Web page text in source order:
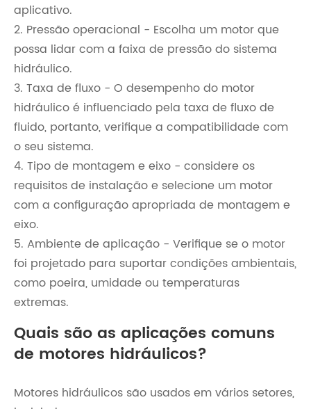
aplicativo.
2. Pressão operacional - Escolha um motor que
possa lidar com a faixa de pressão do sistema
hidráulico.
3. Taxa de fluxo - O desempenho do motor
hidráulico é influenciado pela taxa de fluxo de
fluido, portanto, verifique a compatibilidade com
o seu sistema.
4. Tipo de montagem e eixo - considere os
requisitos de instalação e selecione um motor
com a configuração apropriada de montagem e
eixo.
5. Ambiente de aplicação - Verifique se o motor
foi projetado para suportar condições ambientais,
como poeira, umidade ou temperaturas
extremas.
Quais são as aplicações comuns
de motores hidráulicos?
Motores hidráulicos são usados ​​em vários setores,